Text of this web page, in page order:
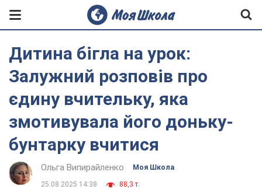
Дитина бігла на урок:
Залужний розповів про
єдину вчительку, яка
змотивувала його доньку-
бунтарку вчитися
Ольга Випирайленко Моя Школа
25.08.2025 14:38 88,3 т.